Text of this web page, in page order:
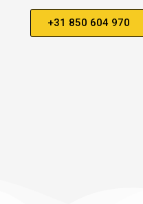
+31 850 604 970